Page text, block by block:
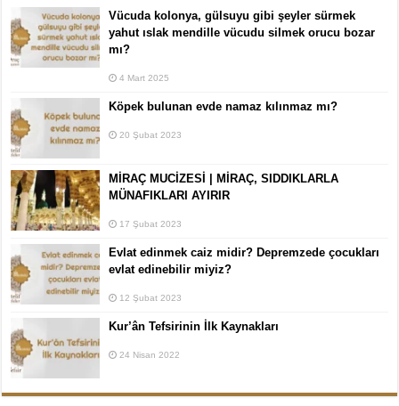
Vücuda kolonya, gülsuyu gibi şeyler sürmek
yahut ıslak mendille vücudu silmek orucu bozar
mı?
4 Mart 2025
Köpek bulunan evde namaz kılınmaz mı?
20 Şubat 2023
MİRAÇ MUCİZESİ | MİRAÇ, SIDDIKLARLA
MÜNAFIKLARI AYIRIR
17 Şubat 2023
Evlat edinmek caiz midir? Depremzede çocukları
evlat edinebilir miyiz?
12 Şubat 2023
Kur’ân Tefsirinin İlk Kaynakları
24 Nisan 2022